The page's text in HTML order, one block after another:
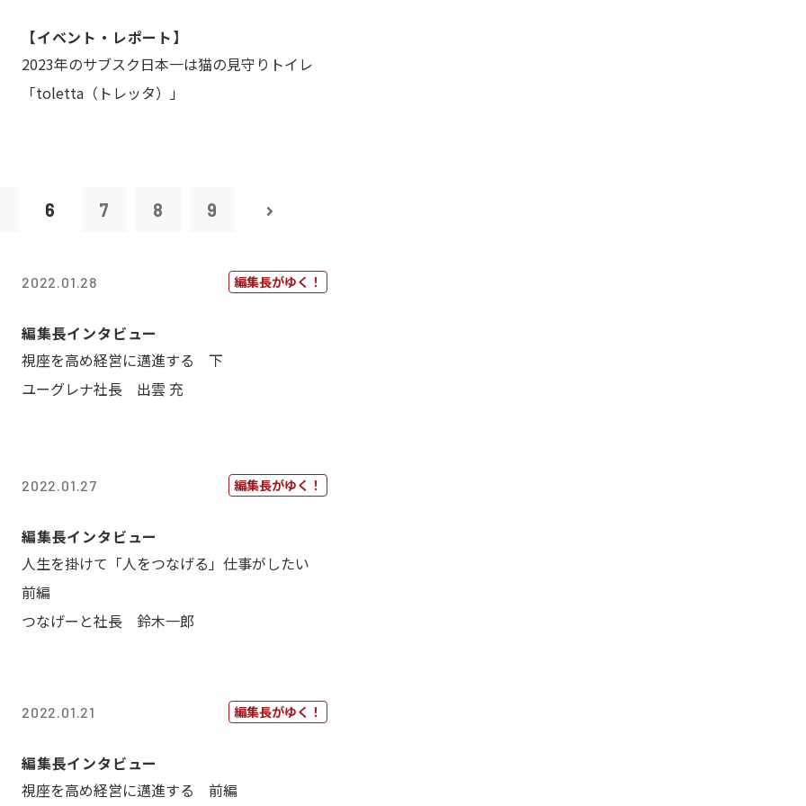
【イベント・レポート】
2023年のサブスク日本一は猫の見守りトイレ
「toletta（トレッタ）」
6 7 8 9
2022.01.28 編集長がゆく！
編集長インタビュー
視座を高め経営に邁進する 下
ユーグレナ社長 出雲 充
2022.01.27 編集長がゆく！
編集長インタビュー
人生を掛けて「人をつなげる」仕事がしたい
前編
つなげーと社長 鈴木一郎
2022.01.21 編集長がゆく！
編集長インタビュー
視座を高め経営に邁進する 前編